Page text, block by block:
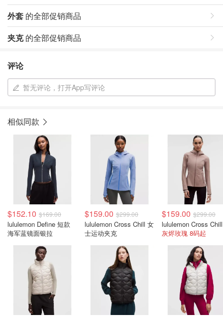
外套 的全部促销商品
夹克的全部促销商品
评论
暂无评论，打开App写评论
相似同款
$152.10 $169.00
lululemon Define 短款
海军蓝镜面银拉
$159.00 $299.00
lululemon Cross Chill 女
士运动夹克
$159.00 $299.00
灰烬玫瑰 8码起